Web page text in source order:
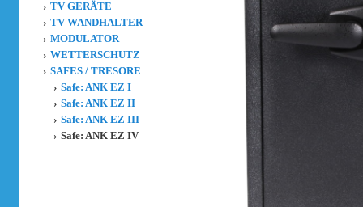
TV GERÄTE
TV WANDHALTER
MODULATOR
WETTERSCHUTZ
SAFES / TRESORE
Safe: ANK EZ I
Safe: ANK EZ II
Safe: ANK EZ III
Safe: ANK EZ IV